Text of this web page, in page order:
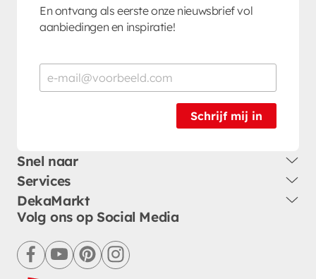
En ontvang als eerste onze nieuwsbrief vol
aanbiedingen en inspiratie!
Schrijf mij in
Snel naar
Services
DekaMarkt
Volg ons op Social Media
facebookyoutubepinterestinstagram